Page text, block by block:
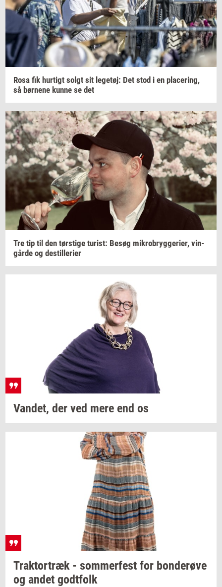
Rosa fik hur­tigt solgt sit le­ge­tøj: Det stod i en pla­ce­ring,
så bør­ne­ne kunne se det
Tre tip til den tørsti­ge turist: Besøg mi­kro­bryg­ge­ri­er, vin­
går­de og destil­le­ri­er
Van­det, der ved mere end os
Trak­tor­træk- som­mer­fest for bon­de­rø­ve
og andet godt­folk